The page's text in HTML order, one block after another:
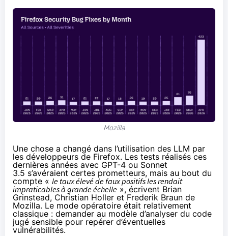
Mozilla
Une chose a changé dans l’utilisation des LLM par
les développeurs de Firefox. Les tests réalisés ces
dernières années avec GPT-4 ou Sonnet
3.5 s’avéraient certes prometteurs, mais au bout du
compte « le taux élevé de faux positifs les rendait
impraticables à grande échelle », écrivent Brian
Grinstead, Christian Holler et Frederik Braun de
Mozilla. Le mode opératoire était relativement
classique : demander au modèle d’analyser du code
jugé sensible pour repérer d’éventuelles
vulnérabilités.